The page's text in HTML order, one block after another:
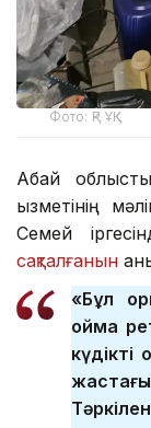
Фото: ҚР ҰҚК
Абай
қызметінің
Семей
сақталғанын
«Бұл
қойма
күдікті